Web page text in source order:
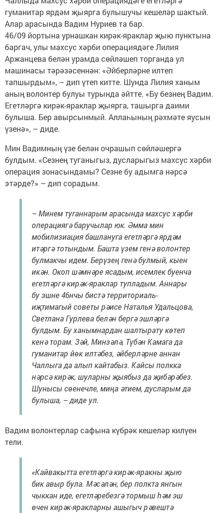
гуманитар ярдәм җыярга булышучы кешеләр шактый.
Алар арасында Вадим Нуриев та бар.
46/09 йортына урнашкан кирәк-яраклар җыю пунктына
баргач, улы махсус хәрби операциядәге Лилия
Аржанцева белән урамда сөйләшеп торганда ул
машинасы тәрәзәсеннән: «Әйберләрне илтеп
тапшырдым», – дип үтеп китте. Шунда Лилия ханым
аның волонтер булуы турында әйтте. «Бу безнең Вадим.
Егетләргә кирәк-яраклар җыярга, ташырга даими
булыша. Бер авырсынмый. Аллаһының рәхмәте яусын
үзенә», – диде.
Мин Вадимның үзе белән очрашып сөйләшергә
булдым. «Сезнең туганыгыз, дусларыгыз махсус хәрби
операция зонасындамы? Сезне бу адымга нәрсә
этәрде?» – дип сорадым.
– Минем туганнарым арасында махсус хәрби
операциягә баручылар юк. Әмма мин
мобилизиация башлануга егетләргә ярдәм
итәргә тотындым. Башта үзем генә волонтер
булмакчы идем. Берүзең генә булмый, кыен
икән. Окоп шәмнәре ясадым, исемлек буенча
егетләргә кирәк-яраклар тупладым. Аннары
бу эшне 46нчы бистә территориаль-
иҗтимагый советы рәисе Наталья Удальцова,
Светлана Гурлева белән бергә эшләргә
булдым. Бу ханымнардан шалтырату көтеп
кенә торам. Зәй, Минзәлә, Түбән Камага да
гуманитар йөк илтәбез, әйберләрне аннан
Чаллыга да алып кайтабыз. Кайсы полкка
нәрсә кирәк, шуларны җыябыз да җибәрәбез.
Шунысы сөенечле, миңа әтием, дусларым да
булыша, – диде ул.
Вадим волонтерлар сафына күбрәк кешеләр килүен
тели.
«Кайвакытта егетләргә кирәк-яракны җыю
бик авыр була. Мәсәлән, бер полкта янгын
чыккан иде, егетләребезгә тормыш һәм эш
өчен кирәк-яракларны ашыгыч рәвештә